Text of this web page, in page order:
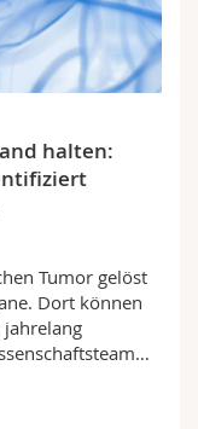
halten:
Tumor gelöst
Dort können